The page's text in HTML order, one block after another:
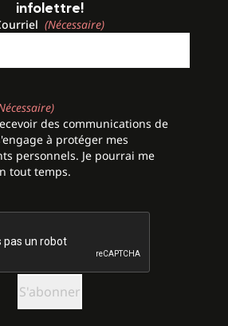
infolettre!
(Nécessaire)
des communications de
à protéger mes
personnels. Je pourrai me
tout temps.